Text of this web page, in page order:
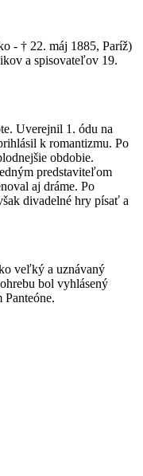
- † 22. máj 1885, Paríž)
a spisovateľov 19.
Uverejnil 1. ódu na
k romantizmu. Po
obdobie.
predstaviteľom
aj dráme. Po
divadelné hry písať a
veľký a uznávaný
bol vyhlásený